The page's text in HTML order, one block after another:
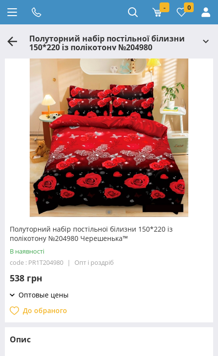
- 0
Полуторний набір постільної білизни
150*220 із полікотону №204980
Черешенька™
Полуторний набір постільної білизни 150*220 із
полікотону №204980 Черешенька™
В наявності
code : PR1T204980
Опт і роздріб
538 грн
Оптовые цены
До обраного
Опис